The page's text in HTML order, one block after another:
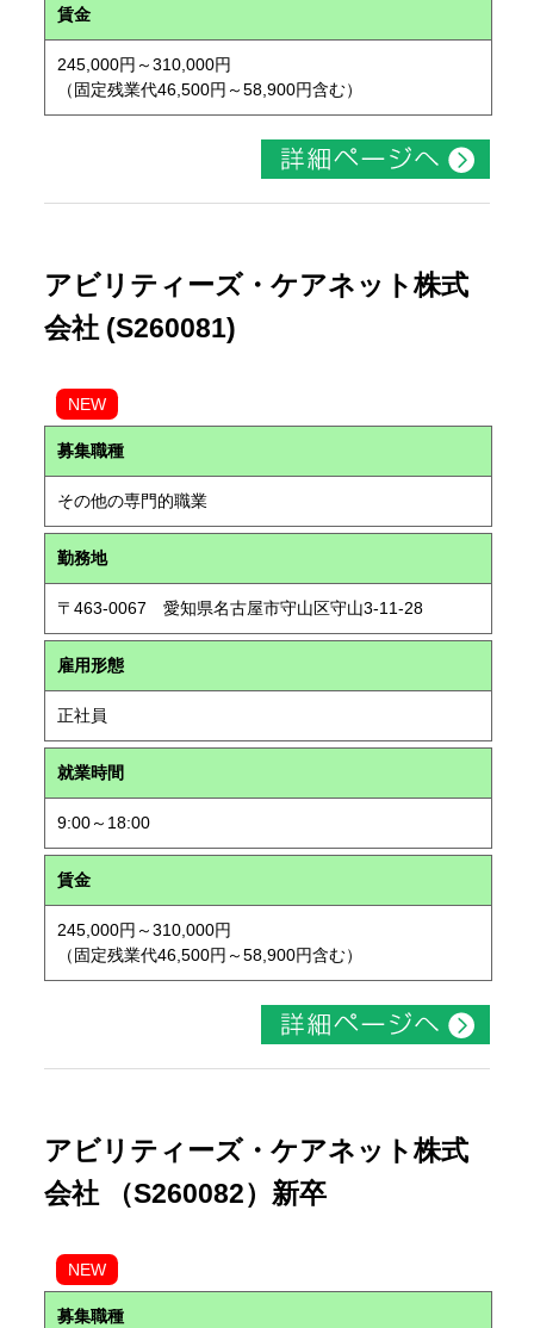
賃金
245,000円～310,000円
（固定残業代46,500円～58,900円含む）
アビリティーズ・ケアネット株式
会社 (S260081)
NEW
募集職種
その他の専門的職業
勤務地
〒463-0067 愛知県名古屋市守山区守山3-11-28
雇用形態
正社員
就業時間
9:00～18:00
賃金
245,000円～310,000円
（固定残業代46,500円～58,900円含む）
アビリティーズ・ケアネット株式
会社 （S260082）新卒
NEW
募集職種